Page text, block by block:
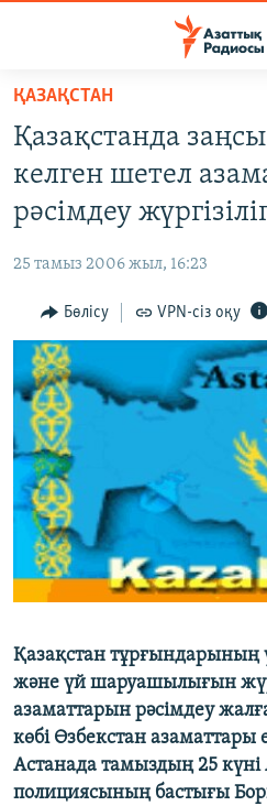
Skip
main
content
to
main
to
Search
САЯСАТ
AZATTYQTV
АДАМ ҚҰҚЫҚТАРЫ
ӘЛЕУМЕТ
ӘЛЕМ
АРНАЙЫ ЖОБАЛАР
Русский
ЖАЗЫЛЫҢЫЗ
ҚАЗАҚСТАН
Қазақстанда
келген шетел
рәсімдеу
25 тамыз 2006 жыл, 16:23
Бөлісу VPN-сіз оқу
Қазақстан тұрғындарының
және үй шаруашылығын
азаматтарын рәсімдеу
көбі Өзбекстан азаматтары
Астанада тамыздың 25
полициясының бастығы